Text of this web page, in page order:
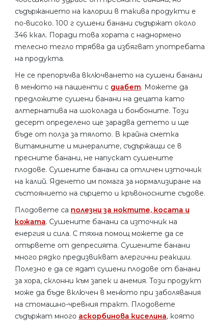
съдържанието на калории в такива продукти е
по-високо. 100 г сушени банани съдържат около
346 ккал. Поради това хората с наднормено
телесно тегло трябва да избягват употребата
на продукта.
Не се препоръчва включването на сушени банани
в менюто на пациенти с диабет. Можете да
предложите сушени банани на децата като
алтернатива на шоколада и бонбоните. Този
десерт определено ще зарадва детето и ще
бъде от полза за тялото. В крайна сметка
витамините и минералите, съдържащи се в
пресните банани, не напускат сушените
плодове. Сушените банани са отличен източник
на калий. Яденето им помага за нормализиране на
състоянието на сърцето и кръвоносните съдове.
Плодовете са полезни за ноктите, косата и
кожата. Сушените банани са източник на
енергия и сила. С тяхна помощ можете да се
отървете от депресията. Сушените банани
много рядко предизвикват алергични реакции.
Полезно е да се ядат сушени плодове от банани
за хора, склонни към запек и анемия. Този продукт
може да бъде включен в менюто при заболявания
на стомашно-чревния тракт. Плодовете
съдържат много аскорбинова киселина, която